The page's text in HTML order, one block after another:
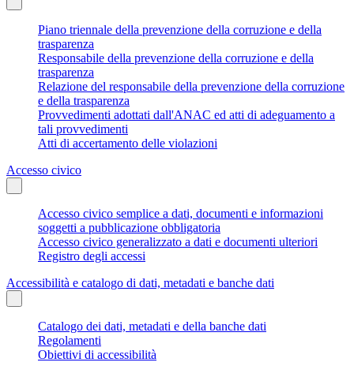
Piano triennale della prevenzione della corruzione e della
trasparenza
Responsabile della prevenzione della corruzione e della
trasparenza
Relazione del responsabile della prevenzione della corruzione
e della trasparenza
Provvedimenti adottati dall'ANAC ed atti di adeguamento a
tali provvedimenti
Atti di accertamento delle violazioni
Accesso civico
Accesso civico semplice a dati, documenti e informazioni
soggetti a pubblicazione obbligatoria
Accesso civico generalizzato a dati e documenti ulteriori
Registro degli accessi
Accessibilità e catalogo di dati, metadati e banche dati
Catalogo dei dati, metadati e della banche dati
Regolamenti
Obiettivi di accessibilità